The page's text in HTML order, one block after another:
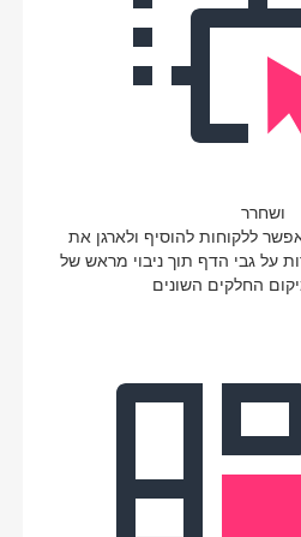
ושחרר
ללקוחות להוסיף ולארגן את
על גבי הדף תוך ניבוי מראש של